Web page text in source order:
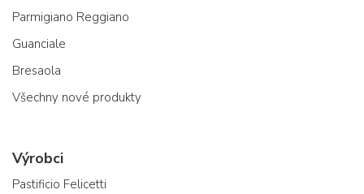
Parmigiano Reggiano
Guanciale
Bresaola
Všechny nové produkty
Výrobci
Pastificio Felicetti